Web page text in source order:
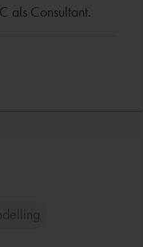
als Consultant.